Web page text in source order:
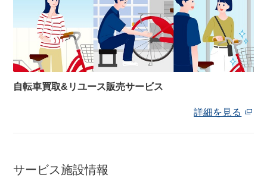
自転車買取&リユース販売サービス
詳細を見る
サービス施設情報